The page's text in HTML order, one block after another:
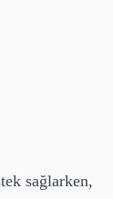
sağlarken,